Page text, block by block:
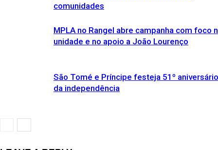
comunidades
MPLA no Rangel abre campanha com foco
unidade e no apoio a João Lourenço
São Tomé e Príncipe festeja 51º aniversário
da independência